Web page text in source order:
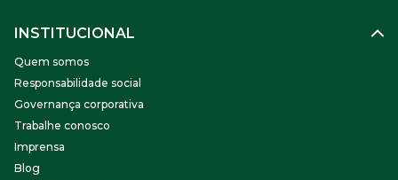
INSTITUCIONAL
Quem somos
Responsabilidade social
Governança corporativa
Trabalhe conosco
Imprensa
Blog